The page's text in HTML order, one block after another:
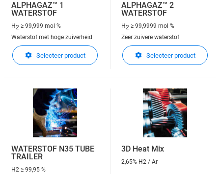
ALPHAGAZ™ 1
WATERSTOF
H2 ≥ 99,999 mol %
Waterstof met hoge zuiverheid
Selecteer product
ALPHAGAZ™ 2
WATERSTOF
H2 ≥ 99,9999 mol %
Zeer zuivere waterstof
Selecteer product
WATERSTOF N35 TUBE
TRAILER
H2 ≥ 99,95 %
3D Heat Mix
2,65% H2 / Ar